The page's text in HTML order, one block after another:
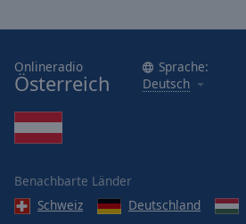
Onlineradio
Österreich
Sprache:
Deutsch
Benachbarte Länder
Schweiz
Deutschland